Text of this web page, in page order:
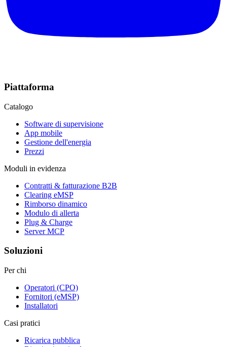
Piattaforma
Catalogo
Software di supervisione
App mobile
Gestione dell'energia
Prezzi
Moduli in evidenza
Contratti & fatturazione B2B
Clearing eMSP
Rimborso dinamico
Modulo di allerta
Plug & Charge
Server MCP
Soluzioni
Per chi
Operatori (CPO)
Fornitori (eMSP)
Installatori
Casi pratici
Ricarica pubblica